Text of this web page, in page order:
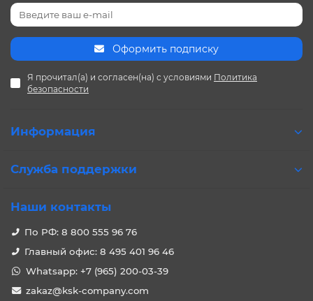
Оформить подписку
Я прочитал(а) и согласен(на) с условиями Политика
безопасности
Информация
Служба поддержки
Наши контакты
По РФ: 8 800 555 96 76
Главный офис: 8 495 401 96 46
Whatsapp: +7 (965) 200-03-39
zakaz@ksk-company.com